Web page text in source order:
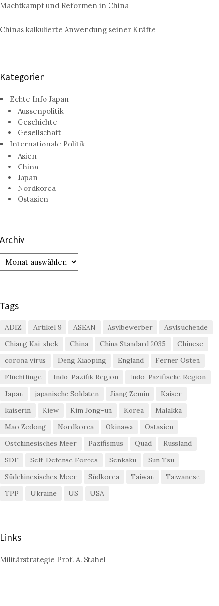
Machtkampf und Reformen in China
Chinas kalkulierte Anwendung seiner Kräfte
Kategorien
Echte Info Japan
Aussenpolitik
Geschichte
Gesellschaft
Internationale Politik
Asien
China
Japan
Nordkorea
Ostasien
Archiv
Archiv
Tags
ADIZ Artikel 9 ASEAN Asylbewerber
Asylsuchende
Chiang Kai-shek
China China Standard 2035
Chinese
corona virus
Deng Xiaoping England
Ferner Osten
Flüchtlinge
Indo-Pazifik Region
Indo-Pazifische Region
Japan
japanische Soldaten Jiang Zemin
Kaiser
kaiserin
Kiew Kim Jong-un Korea
Malakka
Mao Zedong
Nordkorea Okinawa
Ostasien
Ostchinesisches Meer
Pazifismus Quad
Russland
SDF
Self-Defense Forces Senkaku
Sun Tsu
Südchinesisches Meer
Südkorea Taiwan
Taiwanese
TPP
Ukraine US USA
Links
Militärstrategie Prof. A. Stahel